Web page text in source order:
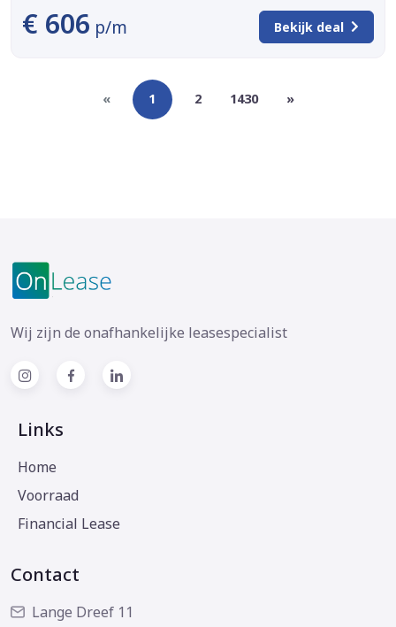
€ 606 p/m Bekijk deal
« 1 2 1430 »
Wij zijn de onafhankelijke leasespecialist
Links
Home
Voorraad
Financial Lease
Contact
Lange Dreef 11